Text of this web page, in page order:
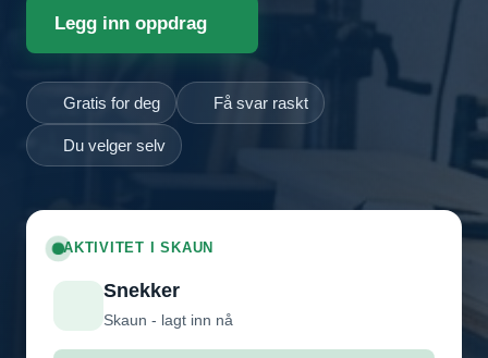
Legg inn oppdrag
Gratis for deg Få svar raskt
Du velger selv
AKTIVITET I SKAUN
Snekker
Skaun - lagt inn nå